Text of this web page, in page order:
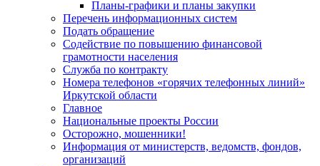
Планы-графики и планы закупки
Перечень информационных систем
Подать обращение
Содействие по повышению финансовой
грамотности населения
Служба по контракту
Номера телефонов «горячих телефонных линий»
Иркутской области
Главное
Национальные проекты России
Осторожно, мошенники!
Информация от министерств, ведомств, фондов,
организаций